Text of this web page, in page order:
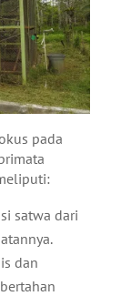
pada
satwa dari
dan